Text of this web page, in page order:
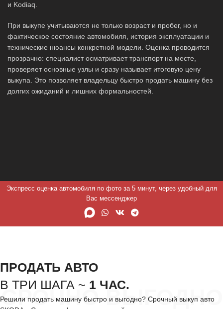
и Kodiaq.
При выкупе учитываются не только возраст и пробег, но и
фактическое состояние автомобиля, история эксплуатации и
технические нюансы конкретной модели. Оценка проводится
прозрачно: специалист осматривает транспорт на месте,
проверяет основные узлы и сразу называет итоговую цену
выкупа. Это позволяет владельцу быстро продать машину без
долгих ожиданий и лишних формальностей.
Экспресс оценка автомобиля по фото за 5 минут, через удобный для
Вас мессенджер
СРОЧНО ВЫГОДНО
ПРОДАТЬ АВТО
В ТРИ ШАГА ~ 1 ЧАС.
Решили продать машину быстро и выгодно? Срочный выкуп авто